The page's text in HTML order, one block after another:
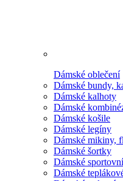
Dámské oblečení
Dámské bundy,
Dámské kalhoty
Dámské
Dámské košile
Dámské legíny
Dámské mikiny,
Dámské šortky
Dámské
Dámské